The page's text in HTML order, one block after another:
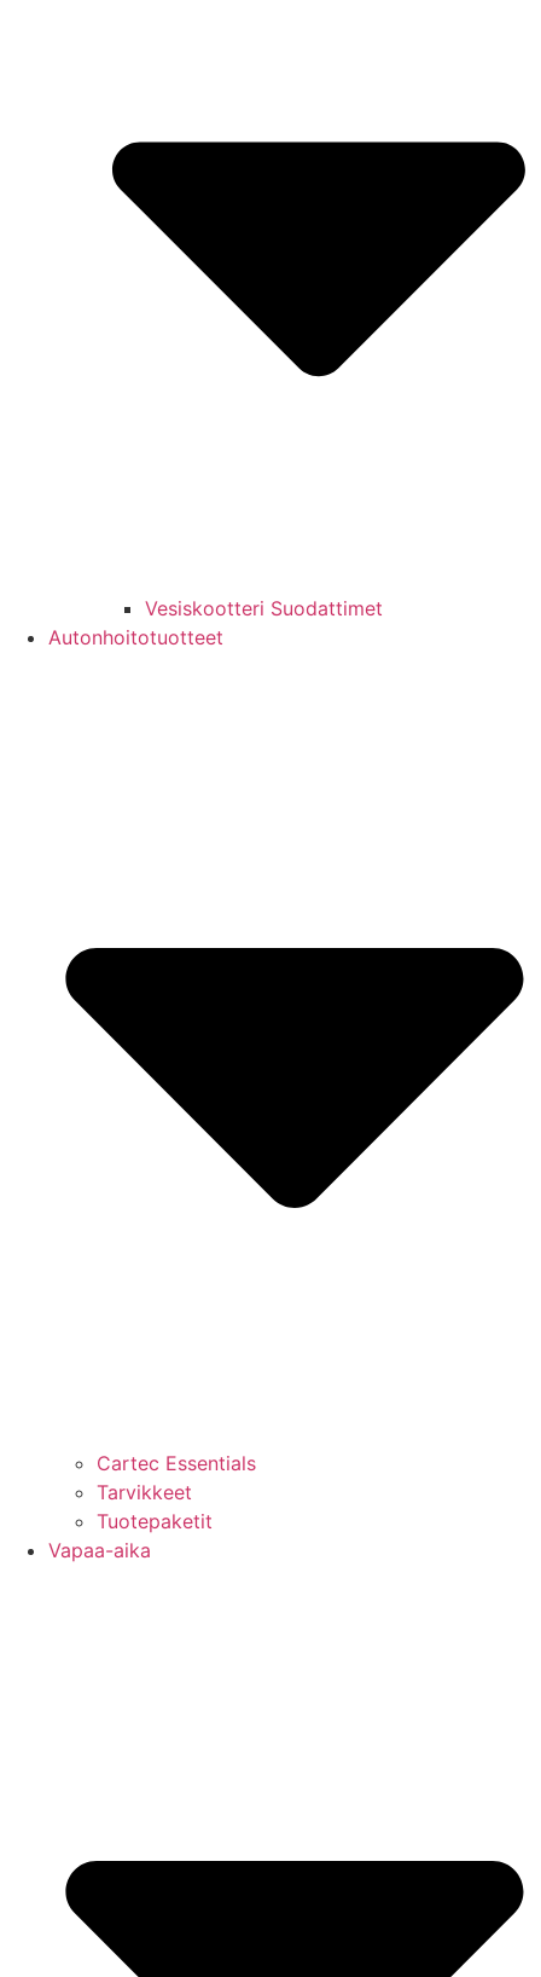
Vesiskootteri Suodattimet
Autonhoitotuotteet
Cartec Essentials
Tarvikkeet
Tuotepaketit
Vapaa-aika